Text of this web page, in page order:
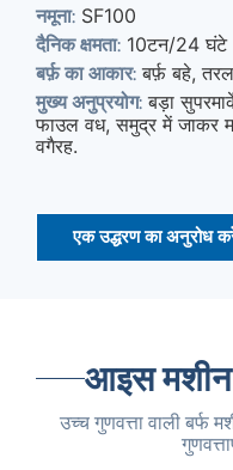
नमूना: SF100
दैनिक क्षमता: 10टन/24 घंटे
बर्फ़ का आकार:बर्फ़ बहे,
मुख्य अनुप्रयोग:बड़ा
फाउल वध, समुद्र में जाकर
वगैरह.
एक उद्धरण का अनुरोध
आइस
उच्च गुणवत्ता वाली बर्फ